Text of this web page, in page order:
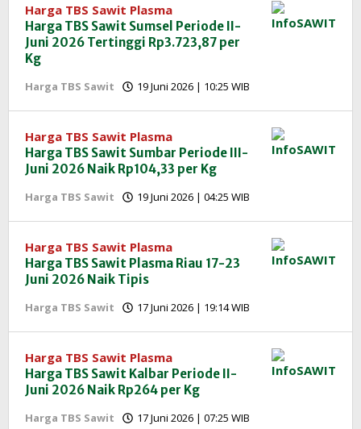
Harga TBS Sawit Plasma
Harga TBS Sawit Sumsel Periode II-
Juni 2026 Tertinggi Rp3.723,87 per
Kg
Harga TBS Sawit 19 Juni 2026 | 10:25 WIB
InfoSAWIT
Harga TBS Sawit Plasma
Harga TBS Sawit Sumbar Periode III-
Juni 2026 Naik Rp104,33 per Kg
Harga TBS Sawit 19 Juni 2026 | 04:25 WIB
InfoSAWIT
Harga TBS Sawit Plasma
Harga TBS Sawit Plasma Riau 17-23
Juni 2026 Naik Tipis
Harga TBS Sawit 17 Juni 2026 | 19:14 WIB
InfoSAWIT
Harga TBS Sawit Plasma
Harga TBS Sawit Kalbar Periode II-
Juni 2026 Naik Rp264 per Kg
Harga TBS Sawit 17 Juni 2026 | 07:25 WIB